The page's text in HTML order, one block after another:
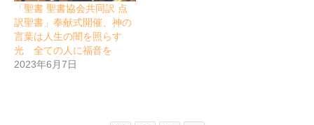
「聖書 聖書協会共同訳 点
訳聖書」奉献式開催、神の
言葉は人生の闇を照らす
光 全ての人に福音を
2023年6月7日